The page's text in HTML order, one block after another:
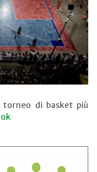
torneo di basket più